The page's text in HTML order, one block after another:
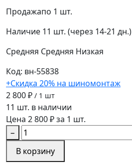
Продажапо 1 шт.
Наличие 11 шт. (через 14-21 дн.)
Средняя Средняя Низкая
Код: вн-55838
+Скидка 20% на шиномонтаж
2 800 ₽ / 1 шт
11 шт. в наличии
Цена 2 800 ₽ за 1 шт.
−
В корзину